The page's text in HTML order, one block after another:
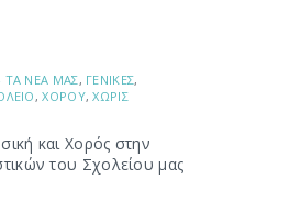
ΤΑ ΝΕΑ ΜΑΣ, ΓΕΝΙΚΕΣ,
,ΧΟΡΟΥ,ΧΩΡΙΣ
και Χορός στην
του Σχολείου μας